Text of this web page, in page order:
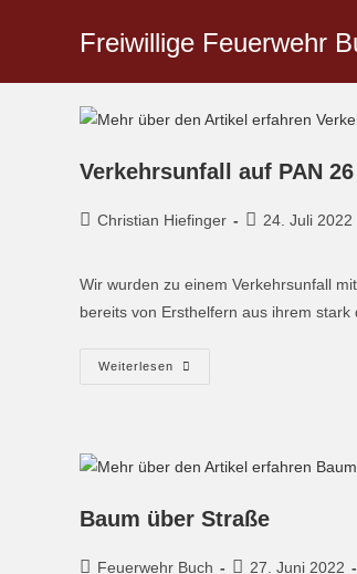
Freiwillige Feuerwehr
Verkehrsunfall auf PAN 26
Christian Hiefinger 24. Juli 2022
Wir wurden zu einem Verkehrsunfall
bereits von Ersthelfern aus ihrem
Weiterlesen
Baum über Straße
Feuerwehr Buch 27. Juni 2022